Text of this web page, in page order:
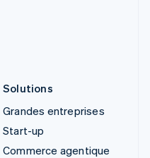
Solutions
Grandes entreprises
Start-up
Commerce agentique